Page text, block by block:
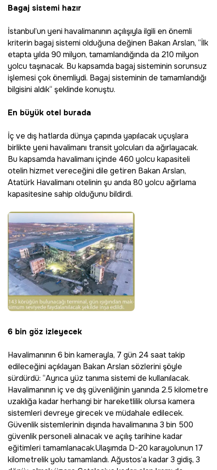
Bagaj sistemi hazır
İstanbul’un yeni havalimanının açılışıyla ilgili en önemli
kriterin bagaj sistemi olduğuna değinen Bakan Arslan, “İlk
etapta yılda 90 milyon, tamamlandığında da 210 milyon
yolcu taşınacak. Bu kapsamda bagaj sisteminin sorunsuz
işlemesi çok önemliydi. Bagaj sisteminin de tamamlandığı
bilgisini aldık“ şeklinde konuştu.
En büyük otel burada
İç ve dış hatlarda dünya çapında yapılacak uçuşlara
birlikte yeni havalimanı transit yolcuları da ağırlayacak.
Bu kapsamda havalimanı içinde 460 yolcu kapasiteli
otelin hizmet vereceğini dile getiren Bakan Arslan,
Atatürk Havalimanı otelinin şu anda 80 yolcu ağırlama
kapasitesine sahip olduğunu bildirdi.
6 bin göz izleyecek
Havalimanının 6 bin kamerayla, 7 gün 24 saat takip
edileceğini açıklayan Bakan Arslan sözlerini şöyle
sürdürdü: “Ayrıca yüz tanıma sistemi de kullanılacak.
Havalimanının iç ve dış güvenliğinin yanında 2.5 kilometre
uzaklığa kadar herhangi bir hareketlilik olursa kamera
sistemleri devreye girecek ve müdahale edilecek.
Güvenlik sistemlerinin dışında havalimanına 3 bin 500
güvenlik personeli alınacak ve açılış tarihine kadar
eğitimleri tamamlanacak.Ulaşımda D-20 karayolunun 17
kilometrelik yolu tamamlandı. Ağustos’a kadar 3 gidiş, 3